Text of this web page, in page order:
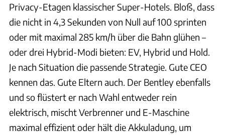
Privacy-Etagen klassischer Super-Hotels. Bloß, dass
die nicht in 4,3 Sekunden von Null auf 100 sprinten
oder mit maximal 285 km/h über die Bahn glühen –
oder drei Hybrid-Modi bieten: EV, Hybrid und Hold.
Je nach Situation die passende Strategie. Gute CEO
kennen das. Gute Eltern auch. Der Bentley ebenfalls
und so flüstert er nach Wahl entweder rein
elektrisch, mischt Verbrenner und E-Maschine
maximal effizient oder hält die Akkuladung, um